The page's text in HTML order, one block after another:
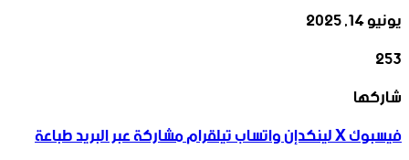
يونيو 14, 2025
253
فيسبوك
‫X
لينكدإن
واتساب
تيلقرام
شاركها
فيسبوك‫Xلينكدإنواتسابتيلقراممشاركة عبر البريدطباعة